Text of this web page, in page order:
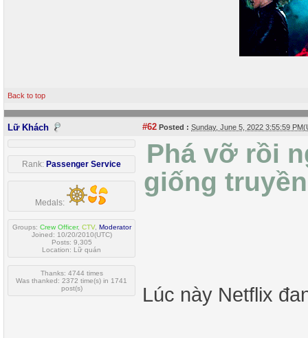
Back to top
Lữ Khách #62 Posted : Sunday, June 5, 2022 3:55:59
Rank: Passenger Service
Medals:
Groups: Crew Officer, CTV, Moderator
Joined: 10/20/2010(UTC)
Posts: 9,305
Location: Lữ quán
Thanks: 4744 times
Was thanked: 2372 time(s) in 1741
post(s)
Phá vỡ rồi
giống
Lúc này Netflix